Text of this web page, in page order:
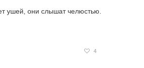
ушей, они слышат челюстью.
4